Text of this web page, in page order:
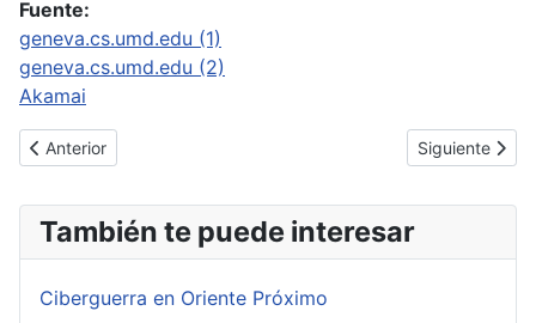
Fuente:
geneva.cs.umd.edu (1)
geneva.cs.umd.edu (2)
Akamai
Artículo anterior: Calificación de vulnerabilidades CVSS
Anterior Artículo
Siguiente
También te puede interesar
Ciberguerra en Oriente Próximo